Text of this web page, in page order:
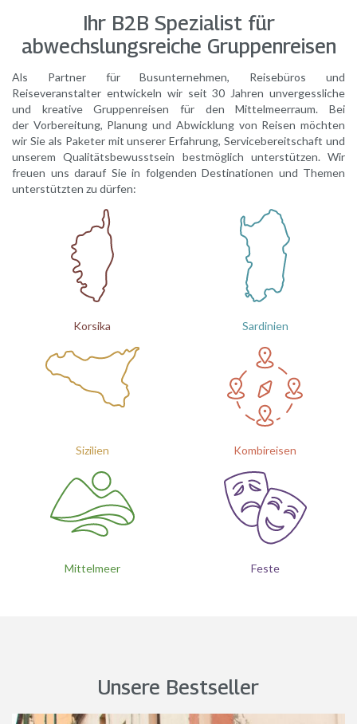
Ihr B2B Spezialist für
abwechslungsreiche Gruppenreisen
Als Partner für Busunternehmen, Reisebüros und
Reiseveranstalter entwickeln wir seit 30 Jahren unvergessliche
und kreative Gruppenreisen für den Mittelmeerraum. Bei
der Vorbereitung, Planung und Abwicklung von Reisen möchten
wir Sie als Paketer mit unserer Erfahrung, Servicebereitschaft und
unserem Qualitätsbewusstsein bestmöglich unterstützen. Wir
freuen uns darauf Sie in folgenden Destinationen und Themen
unterstützten zu dürfen:
Korsika Sardinien
Sizilien Kombireisen
Mittelmeer Feste
Unsere Bestseller